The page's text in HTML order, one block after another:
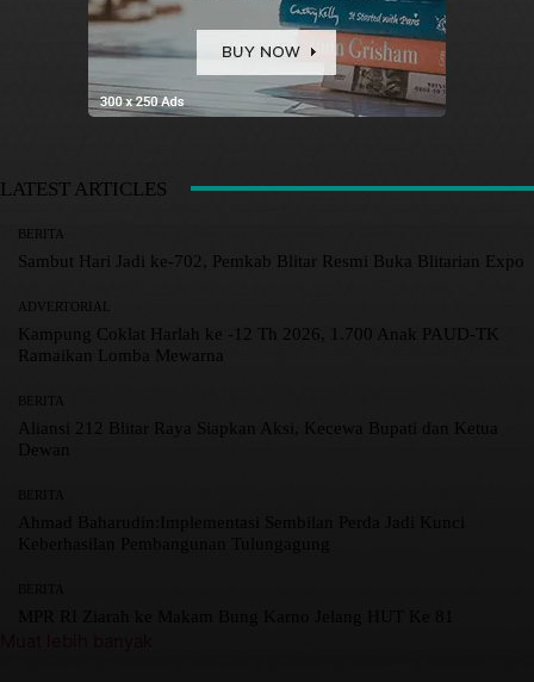
LATEST ARTICLES
BERITA
Sambut Hari Jadi ke-702, Pemkab Blitar Resmi Buka Blitarian Expo
ADVERTORIAL
Kampung Coklat Harlah ke -12 Th 2026, 1.700 Anak PAUD-TK
Ramaikan Lomba Mewarna
BERITA
Aliansi 212 Blitar Raya Siapkan Aksi, Kecewa Bupati dan Ketua
Dewan